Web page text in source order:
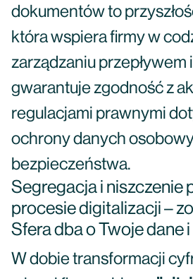
dokumentów to
która wspiera firmy w
zarządzaniu przepływem
gwarantuje zgodność z
regulacjami prawnymi
ochrony danych
bezpieczeństwa.
Segregacja i niszczenie
procesie digitalizacji –
Sfera dba o Twoje dane
W dobie transformacji